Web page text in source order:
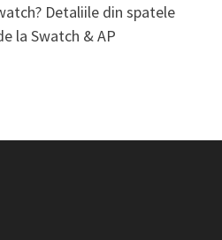
Detaliile din spatele
la Swatch & AP